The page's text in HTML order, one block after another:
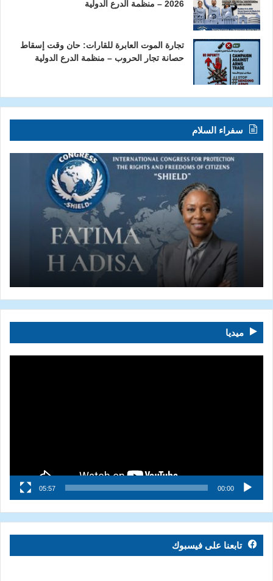
2026 – منظمة الدرع الدولية
تجارة الموت العابرة للقارات: حان وقت إسقاط
حصانة تجار الحروب – منظمة الدرع الدولية
سفراء السلام
ميديا
00:00
05:57
تابعنا على فيسبوك